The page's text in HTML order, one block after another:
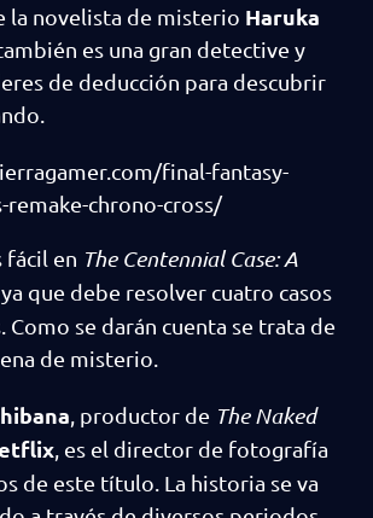
la novelista de misterio Haruka
también es una gran detective y
de deducción para descubrir
final-fantasy-
remake-chrono-cross/
fácil en The Centennial Case: A
que debe resolver cuatro casos
Como se darán cuenta se trata de
de misterio.
, productor de The Naked
, es el director de fotografía
de este título. La historia se va